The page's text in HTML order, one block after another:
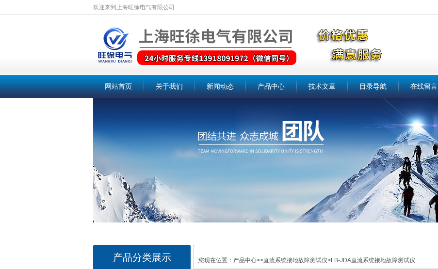
欢迎来到上海旺徐电气有限公司
网站首页 关于我们 新闻动态 产品中心 技术文章 目录导航 在线留言
产品分类展示 您现在位置： 产品中心>>直流系统接地故障测试仪>LB-JDA直流系统接地故障测试仪